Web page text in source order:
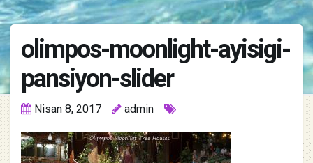
olimpos-moonlight-ayisigi-
pansiyon-slider
Nisan 8, 2017 admin